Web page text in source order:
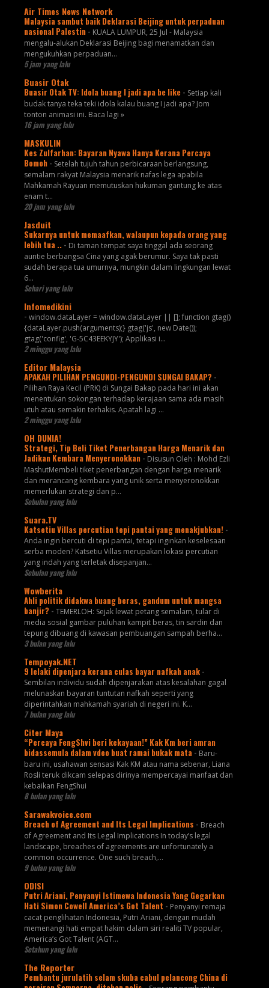
Air Times News Network
Malaysia sambut baik Deklarasi Beijing untuk perpaduan
nasional Palestin - KUALA LUMPUR, 25 Jul - Malaysia
mengalu-alukan Deklarasi Beijing bagi menamatkan dan
mengukuhkan perpaduan…
5 jam yang lalu
Buasir Otak
Buasir Otak TV: Idola buang I jadi apa be like - Setiap kali
budak tanya teka teki idola kalau buang I jadi apa? Jom
tonton animasi ini. Baca lagi »
16 jam yang lalu
MASKULIN
Kes Zulfarhan: Bayaran Nyawa Hanya Kerana Percaya
Bomoh - Setelah tujuh tahun perbicaraan berlangsung,
semalam rakyat Malaysia menarik nafas lega apabila
Mahkamah Rayuan memutuskan hukuman gantung ke atas
enam t...
20 jam yang lalu
Jasduit
Sukarnya untuk memaafkan, walaupun kepada orang yang
lebih tua .. - Di taman tempat saya tinggal ada seorang
auntie berbangsa Cina yang agak berumur. Saya tak pasti
sudah berapa tua umurnya, mungkin dalam lingkungan lewat
6...
Sehari yang lalu
Infomedikini
- window.dataLayer = window.dataLayer || []; function gtag()
{dataLayer.push(arguments);} gtag('js', new Date());
gtag('config', 'G-5C43EEKYJY'); Applikasi i...
2 minggu yang lalu
Editor Malaysia
APAKAH PILIHAN PENGUNDI-PENGUNDI SUNGAI BAKAP? -
Pilihan Raya Kecil (PRK) di Sungai Bakap pada hari ini akan
menentukan sokongan terhadap kerajaan sama ada masih
utuh atau semakin terhakis. Apatah lagi ...
2 minggu yang lalu
OH DUNIA!
Strategi, Tip Beli Tiket Penerbangan Harga Menarik dan
Jadikan Kembara Menyeronokkan - Disusun Oleh : Mohd Ezli
MashutMembeli tiket penerbangan dengan harga menarik
dan merancang kembara yang unik serta menyeronokkan
memerlukan strategi dan p...
Sebulan yang lalu
Suara.TV
Katsetiu Villas percutian tepi pantai yang menakjubkan! -
Anda ingin bercuti di tepi pantai, tetapi inginkan keselesaan
serba moden? Katsetiu Villas merupakan lokasi percutian
yang indah yang terletak disepanjan...
Sebulan yang lalu
Wowberita
Ahli politik didakwa buang beras, gandum untuk mangsa
banjir? - TEMERLOH: Sejak lewat petang semalam, tular di
media sosial gambar puluhan kampit beras, tin sardin dan
tepung dibuang di kawasan pembuangan sampah berha...
3 bulan yang lalu
Tempoyak.NET
9 lelaki dipenjara kerana culas bayar nafkah anak -
Sembilan individu sudah dipenjarakan atas kesalahan gagal
melunaskan bayaran tuntutan nafkah seperti yang
diperintahkan mahkamah syariah di negeri ini. K...
7 bulan yang lalu
Citer Maya
“Percaya FengShvi beri kekayaan!” Kak Km beri amran
bidassemula dalam vdeo buat ramai bukak mata - Baru-
baru ini, usahawan sensasi Kak KM atau nama sebenar, Liana
Rosli teruk dikcam selepas dirinya mempercayai manfaat dan
kebaikan FengShui
8 bulan yang lalu
Sarawakvoice.com
Breach of Agreement and Its Legal Implications - Breach
of Agreement and Its Legal Implications In today’s legal
landscape, breaches of agreements are unfortunately a
common occurrence. One such breach,...
9 bulan yang lalu
ODISI
Putri Ariani, Penyanyi Istimewa Indonesia Yang Gegarkan
Hati Simon Cowell America’s Got Talent - Penyanyi remaja
cacat penglihatan Indonesia, Putri Ariani, dengan mudah
memenangi hati empat hakim dalam siri realiti TV popular,
America’s Got Talent (AGT...
Setahun yang lalu
The Reporter
Pembantu jurulatih selam skuba cabul pelancong China di